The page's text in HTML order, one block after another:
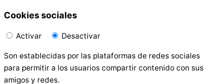
Cookies sociales
Activar Desactivar
Son establecidas por las plataformas de redes sociales
para permitir a los usuarios compartir contenido con sus
amigos y redes.